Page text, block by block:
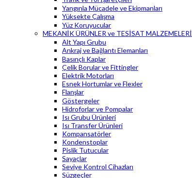
Yangınla Mücadele ve Ekipmanları
Yüksekte Çalışma
Yüz Koruyucular
MEKANİK ÜRÜNLER ve TESİSAT MALZEMELERİ
Alt Yapı Grubu
Ankraj ve Bağlantı Elemanları
Basınçlı Kaplar
Çelik Borular ve Fittingler
Elektrik Motorları
Esnek Hortumlar ve Flexler
Flanşlar
Göstergeler
Hidroforlar ve Pompalar
Isı Grubu Ürünleri
Isı Transfer Ürünleri
Kompansatörler
Kondenstoplar
Pislik Tutucular
Sayaçlar
Seviye Kontrol Cihazları
Süzgeçler